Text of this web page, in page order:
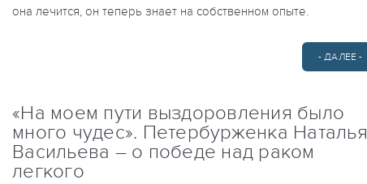
она лечится, он теперь знает на собственном опыте.
- ДАЛЕЕ -
«На моем пути выздоровления было
много чудес». Петербурженка Наталья
Васильева – о победе над раком
легкого